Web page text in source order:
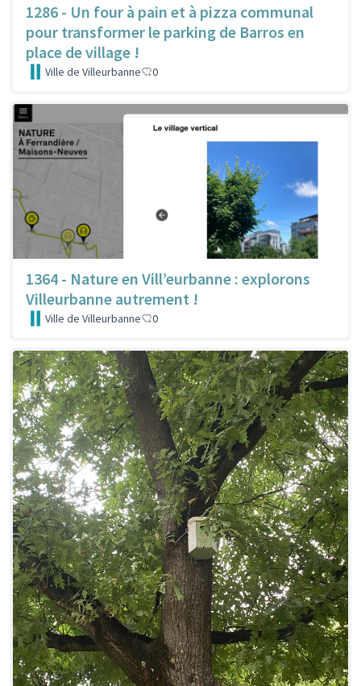
1286 - Un four à pain et à pizza communal
pour transformer le parking de Barros en
place de village !
Ville de Villeurbanne 0
1364 - Nature en Vill’eurbanne : explorons
Villeurbanne autrement !
Ville de Villeurbanne 0